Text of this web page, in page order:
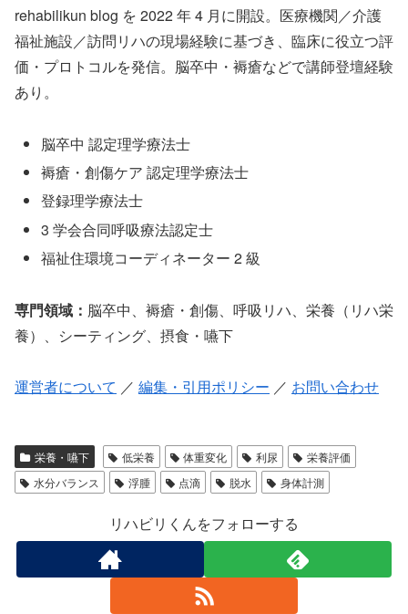
rehabilikun blog を 2022 年 4 月に開設。医療機関／介護
福祉施設／訪問リハの現場経験に基づき、臨床に役立つ評
価・プロトコルを発信。脳卒中・褥瘡などで講師登壇経験
あり。
脳卒中 認定理学療法士
褥瘡・創傷ケア 認定理学療法士
登録理学療法士
3 学会合同呼吸療法認定士
福祉住環境コーディネーター 2 級
専門領域： 脳卒中、褥瘡・創傷、呼吸リハ、栄養（リハ栄
養）、シーティング、摂食・嚥下
運営者について ／ 編集・引用ポリシー ／ お問い合わせ
栄養・嚥下 低栄養 体重変化 利尿
栄養評価
水分バランス
浮腫 点滴 脱水 身体計測
リハビリくんをフォローする